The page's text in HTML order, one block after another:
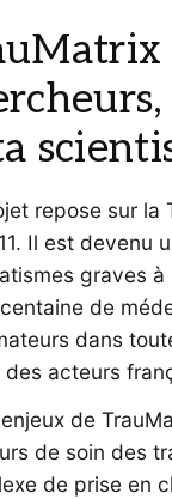
repose sur la
Il est devenu
graves à
centaine de
dans
acteurs
de
de soin des
de prise en